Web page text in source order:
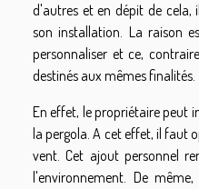
d'autres et en dépit de
son installation. La raison
personnaliser et ce,
destinés aux mêmes finalités.
En effet, le propriétaire peut
la pergola. A cet effet, il faut
vent. Cet ajout personnel
l'environnement. De